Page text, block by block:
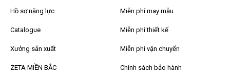
Hồ sơ năng lực
Catalogue
Xưởng sản xuất
ZETA MIỀN BẮC
Miễn phí may mẫu
Miễn phí thiết kế
Miễn phí vận chuyển
Chính sách bảo hành